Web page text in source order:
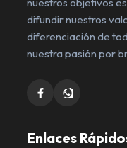
difundir nuestros
diferenciación de
nuestra pasión por
Enlaces